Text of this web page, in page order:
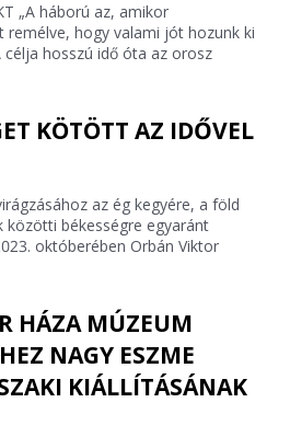
„A háború az, amikor
hogy valami jót hozunk ki
célja hosszú idő óta az orosz
KÖTÖTT AZ IDŐVEL
az ég kegyére, a föld
közötti békességre egyaránt
októberében Orbán Viktor
HÁZA MÚZEUM
NAGY ESZME
KIÁLLÍTÁSÁNAK